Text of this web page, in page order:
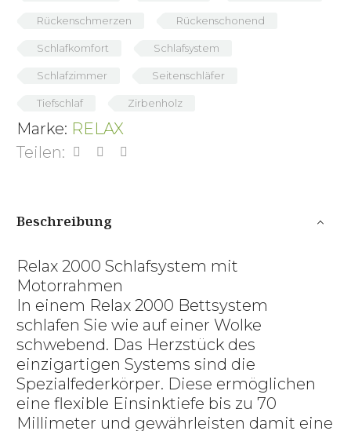
Rückenschmerzen Rückenschonend
Schlafkomfort Schlafsystem
Schlafzimmer Seitenschläfer
Tiefschlaf Zirbenholz
Marke: RELAX
Teilen:
Beschreibung
Relax 2000 Schlafsystem mit
Motorrahmen
In einem Relax 2000 Bettsystem
schlafen Sie wie auf einer Wolke
schwebend. Das Herzstück des
einzigartigen Systems sind die
Spezialfederkörper. Diese ermöglichen
eine flexible Einsinktiefe bis zu 70
Millimeter und gewährleisten damit eine